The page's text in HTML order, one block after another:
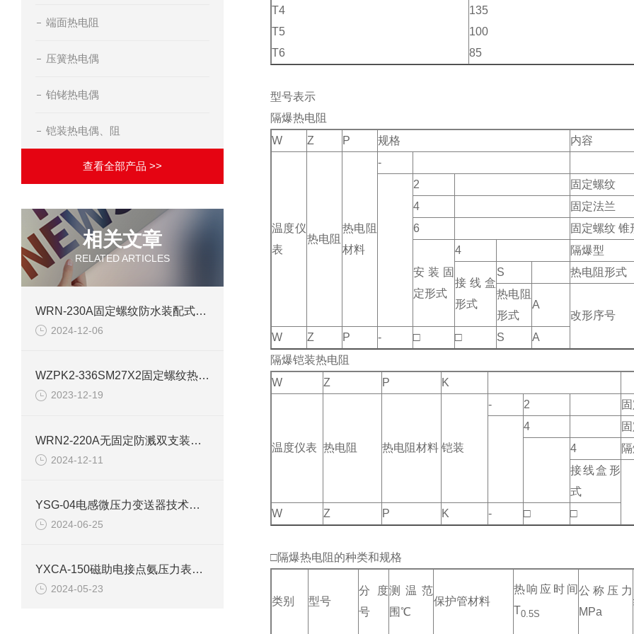
端面热电阻
压簧热电偶
铂铑热电偶
铠装热电偶、阻
查看全部产品 >>
相关文章
RELATED ARTICLES
WRN-230A固定螺纹防水装配式热电偶
2024-12-06
WZPK2-336SM27X2固定螺纹热电阻产品介绍
2023-12-19
WRN2-220A无固定防溅双支装配式热电偶产品资料
2024-12-11
YSG-04电感微压力变送器技术参数
2024-06-25
YXCA-150磁助电接点氨压力表产品介绍
2024-05-23
T4
T5
T6
135
100
85
型号表示
隔爆热电阻
W
Z P 规格 内容
温度仪
表
热电阻
热电阻
材料
-
2
固定螺纹
4
固定法兰
6
固定螺纹 锥
安装固
定形式
4 隔爆型
接线盒
形式
S
热电阻形式
热电阻
形式
A
改形序号
W
Z P - □ □ S
A
隔爆铠装热电阻
W
Z P K
温度仪表 热电阻 热电阻材料 铠装
- 2
4
4
接线盒形
式
W
Z P K - □ □
□隔爆热电阻的种类和规格
类别 型号
分度
号
测温范
围℃
保护管材料
热响应时间
T0.5S
公称压力
MPa